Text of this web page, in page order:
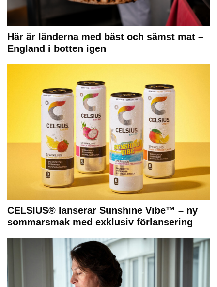
Här är länderna med bäst och sämst mat –
England i botten igen
CELSIUS® lanserar Sunshine Vibe™ – ny
sommarsmak med exklusiv förlansering